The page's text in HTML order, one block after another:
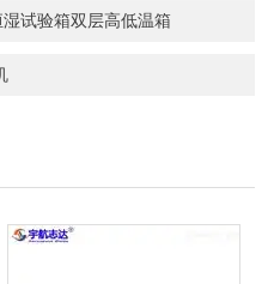
试验箱双层高低温箱